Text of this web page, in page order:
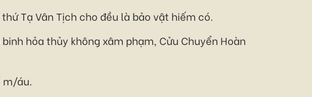
Tạ Vân Tịch cho đều là bảo vật hiếm có.
hỏa thủy không xâm phạm, Cửu Chuyển Hoàn
m/áu.